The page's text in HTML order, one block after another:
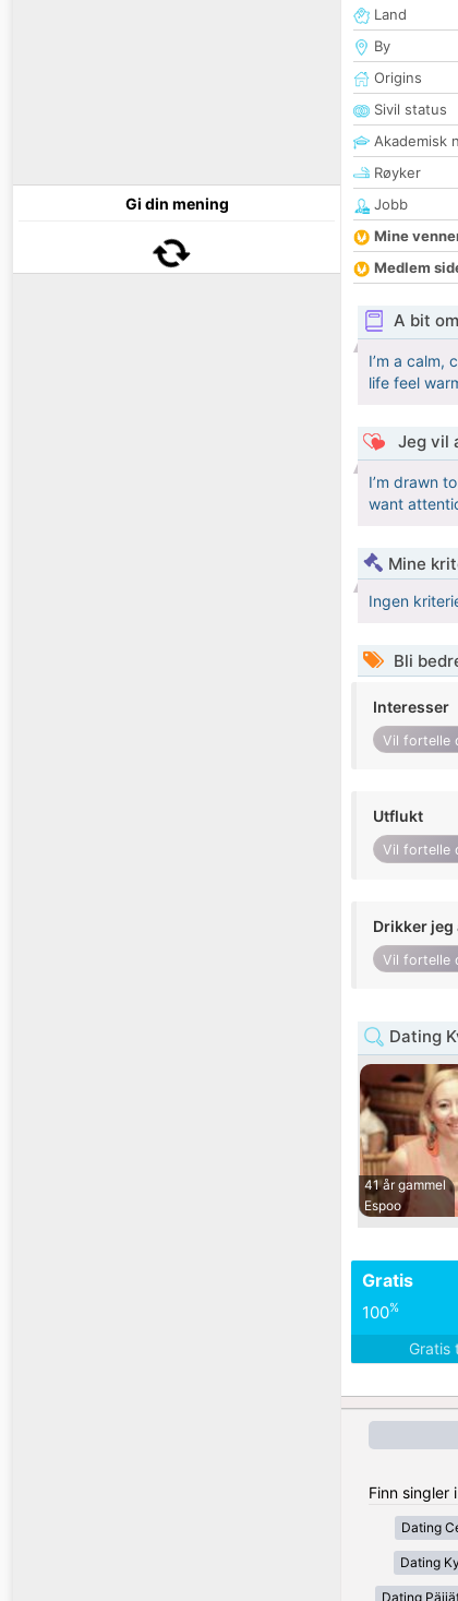
Gi din mening
Land
By
Origins
Sivil status
Akademisk
Røyker
Jobb
Mine
Medlem
A bit
I’m a calm,
life feel
Jeg vil
I’m drawn
want
Mine
Ingen
Bli
Interesser
Vil fortelle
Utflukt
Vil fortelle
Drikker jeg
Vil fortelle
Dating
41 år gammel
Espoo
Gratis
100%
Gratis
Finn singler
Dating
Dating
Dating